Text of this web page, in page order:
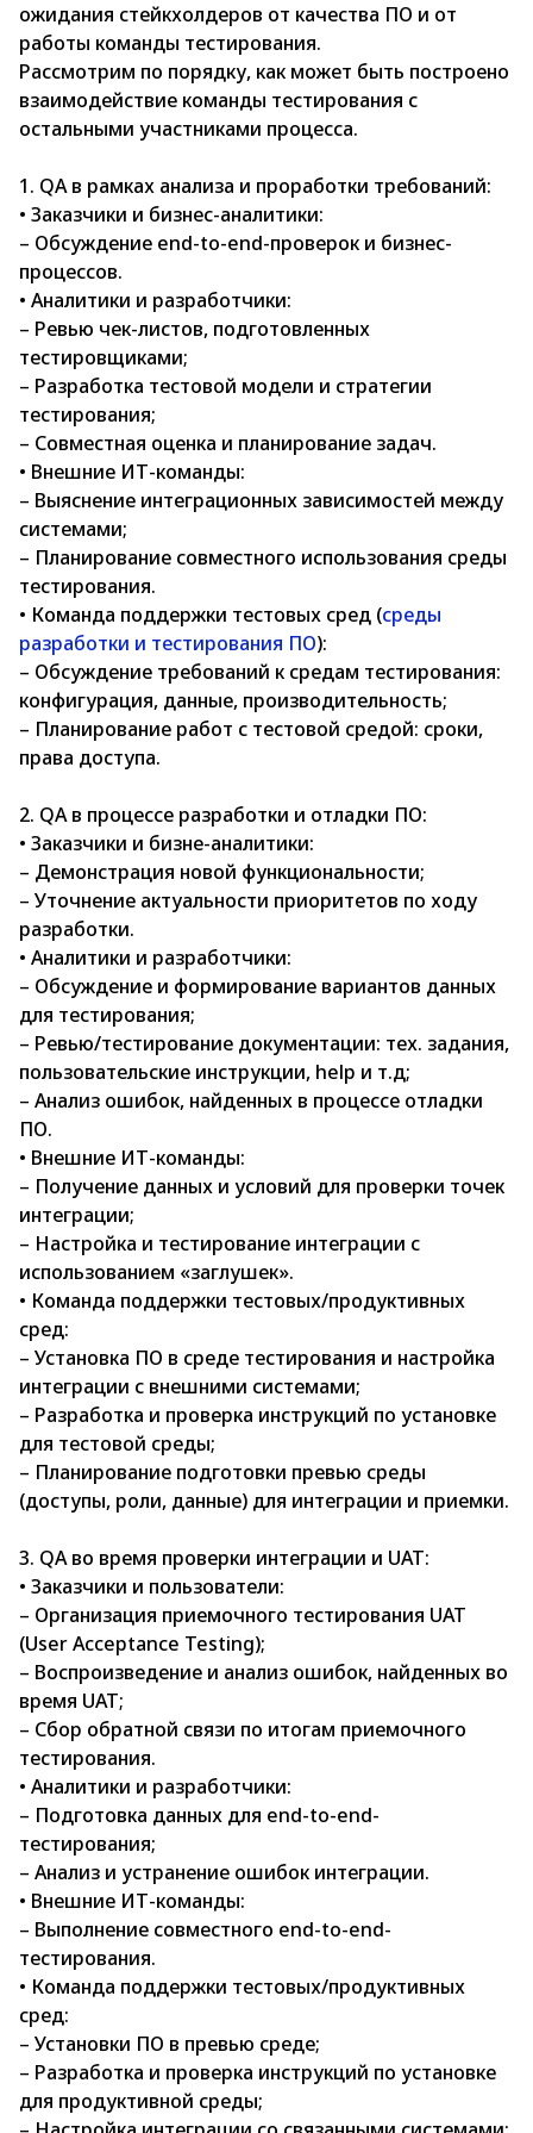
ожидания стейкхолдеров от качества ПО и от
работы команды тестирования.
Рассмотрим по порядку, как может быть построено
взаимодействие команды тестирования с
остальными участниками процесса.
1. QA в рамках анализа и проработки требований:
• Заказчики и бизнес-аналитики:
– Обсуждение end-to-end-проверок и бизнес-
процессов.
• Аналитики и разработчики:
– Ревью чек-листов, подготовленных
тестировщиками;
– Разработка тестовой модели и стратегии
тестирования;
– Совместная оценка и планирование задач.
• Внешние ИТ-команды:
– Выяснение интеграционных зависимостей между
системами;
– Планирование совместного использования среды
тестирования.
• Команда поддержки тестовых сред (среды
разработки и тестирования ПО):
– Обсуждение требований к средам тестирования:
конфигурация, данные, производительность;
– Планирование работ с тестовой средой: сроки,
права доступа.
2. QA в процессе разработки и отладки ПО:
• Заказчики и бизне-аналитики:
– Демонстрация новой функциональности;
– Уточнение актуальности приоритетов по ходу
разработки.
• Аналитики и разработчики:
– Обсуждение и формирование вариантов данных
для тестирования;
– Ревью/тестирование документации: тех. задания,
пользовательские инструкции, help и т.д;
– Анализ ошибок, найденных в процессе отладки
ПО.
• Внешние ИТ-команды:
– Получение данных и условий для проверки точек
интеграции;
– Настройка и тестирование интеграции с
использованием «заглушек».
• Команда поддержки тестовых/продуктивных
сред:
– Установка ПО в среде тестирования и настройка
интеграции с внешними системами;
– Разработка и проверка инструкций по установке
для тестовой среды;
– Планирование подготовки превью среды
(доступы, роли, данные) для интеграции и приемки.
3. QA во время проверки интеграции и UAT:
• Заказчики и пользователи:
– Организация приемочного тестирования UAT
(User Acceptance Testing);
– Воспроизведение и анализ ошибок, найденных во
время UAT;
– Сбор обратной связи по итогам приемочного
тестирования.
• Аналитики и разработчики:
– Подготовка данных для end-to-end-
тестирования;
– Анализ и устранение ошибок интеграции.
• Внешние ИТ-команды:
– Выполнение совместного end-to-end-
тестирования.
• Команда поддержки тестовых/продуктивных
сред:
– Установки ПО в превью среде;
– Разработка и проверка инструкций по установке
для продуктивной среды;